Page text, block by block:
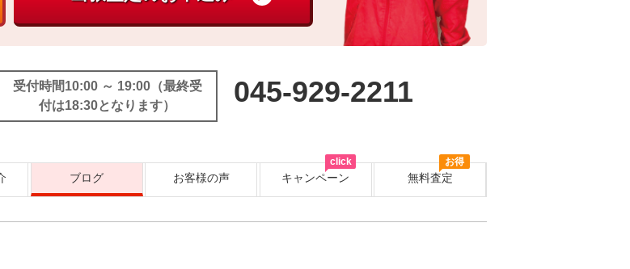
受付時間10:00 ～ 19:00（最終受
付は18:30となります）
045-929-2211
ブログ お客様の声 キャンペーン
お得
無料査定
click